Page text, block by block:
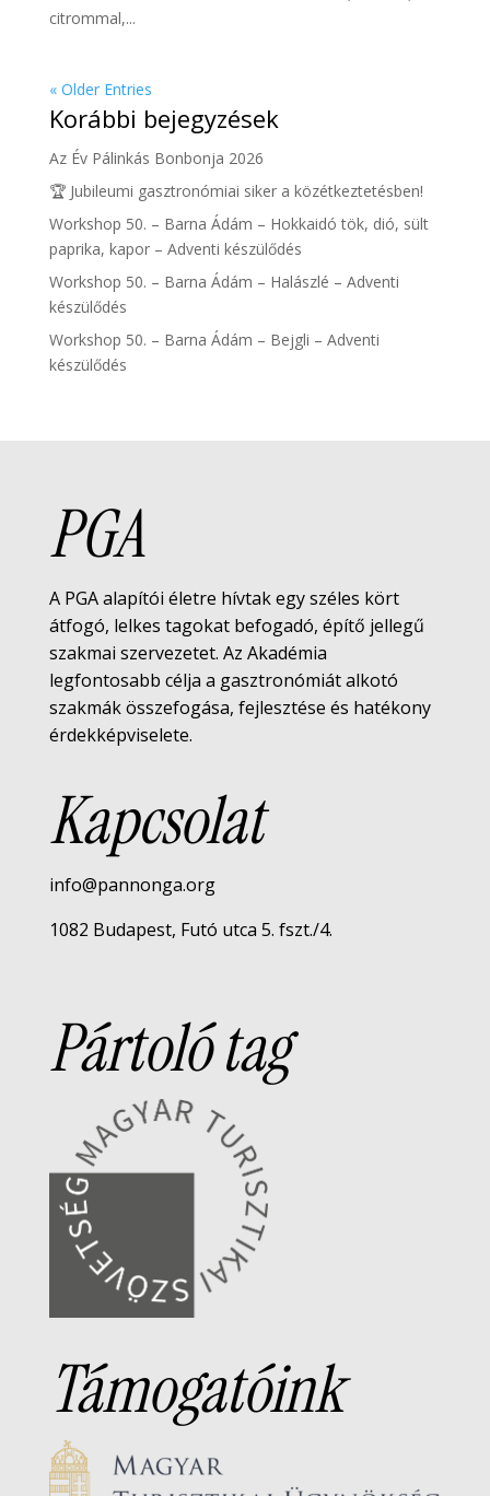
citrommal,...
« Older Entries
Korábbi bejegyzések
Az Év Pálinkás Bonbonja 2026
🏆 Jubileumi gasztronómiai siker a közétkeztetésben!
Workshop 50. – Barna Ádám – Hokkaidó tök, dió, sült
paprika, kapor – Adventi készülődés
Workshop 50. – Barna Ádám – Halászlé – Adventi
készülődés
Workshop 50. – Barna Ádám – Bejgli – Adventi
készülődés
PGA
A PGA alapítói életre hívtak egy széles kört
átfogó, lelkes tagokat befogadó, építő jellegű
szakmai szervezetet. Az Akadémia
legfontosabb célja a gasztronómiát alkotó
szakmák összefogása, fejlesztése és hatékony
érdekképviselete.
Kapcsolat
info@pannonga.org
1082 Budapest, Futó utca 5. fszt./4.
Pártoló tag
Támogatóink